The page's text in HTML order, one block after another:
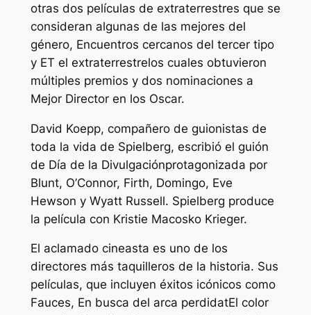
otras dos películas de extraterrestres que se
consideran algunas de las mejores del
género, Encuentros cercanos del tercer tipo
y ET el extraterrestrelos cuales obtuvieron
múltiples premios y dos nominaciones a
Mejor Director en los Oscar.
David Koepp, compañero de guionistas de
toda la vida de Spielberg, escribió el guión
de Día de la Divulgaciónprotagonizada por
Blunt, O’Connor, Firth, Domingo, Eve
Hewson y Wyatt Russell. Spielberg produce
la película con Kristie Macosko Krieger.
El aclamado cineasta es uno de los
directores más taquilleros de la historia. Sus
películas, que incluyen éxitos icónicos como
Fauces, En busca del arca perdidatEl color